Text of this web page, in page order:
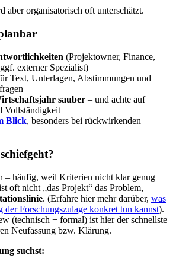
aber organisatorisch oft unterschätzt.
(Projektowner, Finance,
externer Spezialist)
Text, Unterlagen, Abstimmungen und
sauber – und achte auf
Vollständigkeit
Blick, besonders bei rückwirkenden
– häufig, weil Kriterien nicht klar genug
oft nicht „das Projekt“ das Problem,
. (Erfahre hier mehr darüber, was
der Forschungszulage konkret tun kannst).
(technisch + formal) ist hier der schnellste
Neufassung bzw. Klärung.
suchst: